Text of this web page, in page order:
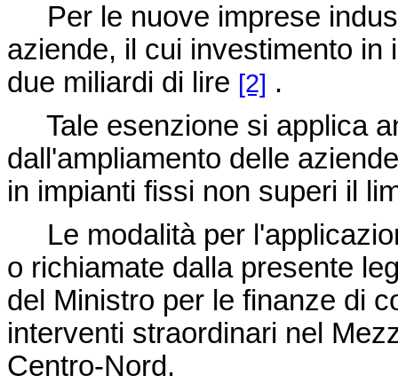
Per le nuove imprese
aziende, il cui investimento
due miliardi di lire [2] .
Tale esenzione si applica
dall'ampliamento delle
in impianti fissi non superi il
Le modalità per
o richiamate dalla presente
del Ministro per le finanze di
interventi straordinari nel
Centro-Nord.